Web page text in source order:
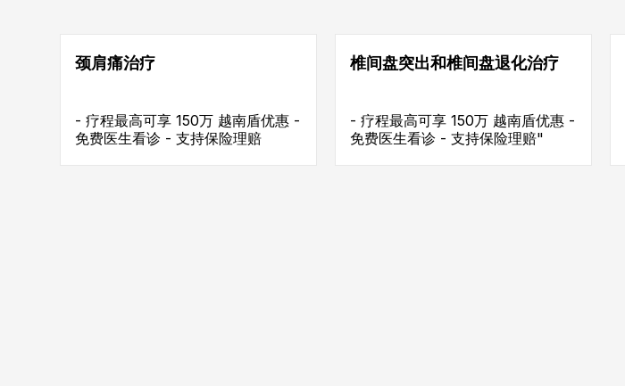
颈肩痛治疗
- 疗程最高可享 150万 越南盾优惠 -
免费医生看诊 - 支持保险理赔
椎间盘突出和椎间盘退化治疗
- 疗程最高可享 150万 越南盾优惠 -
免费医生看诊 - 支持保险理赔"